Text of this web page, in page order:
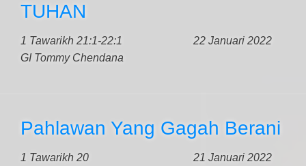
TUHAN
1 Tawarikh 21:1-22:1
22 Januari 2022
GI Tommy Chendana
Pahlawan Yang Gagah Berani
1 Tawarikh 20
21 Januari 2022